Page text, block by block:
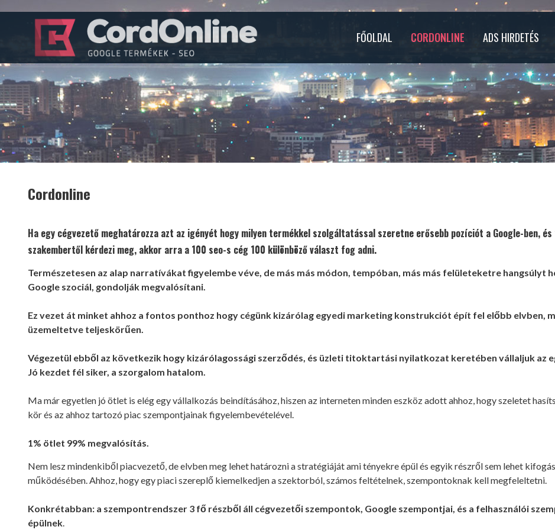
FŐOLDAL CORDONLINE ADS HIRDETÉS
Cordonline
Ha egy cégvezető meghatározza azt az igényét hogy milyen termékkel szolgáltatással szeretne erősebb pozíciót a Google-ben,
szakembertől kérdezi meg, akkor arra a 100 seo-s cég 100 különböző választ fog adni.
Természetesen az alap narratívákat figyelembe véve, de más más módon, tempóban, más más felületeketre
Google szociál, gondolják megvalósítani.
Ez vezet át minket ahhoz a fontos ponthoz hogy cégünk kizárólag egyedi marketing konstrukciót épít fel előbb elvben,
üzemeltetve teljeskörűen.
Végezetül ebből az következik hogy kizárólagossági szerződés, és üzleti titoktartási nyilatkozat keretében vállaljuk az
Jó kezdet fél siker, a szorgalom hatalom.
Ma már egyetlen jó ötlet is elég egy vállalkozás beindításához, hiszen az interneten minden eszköz adott ahhoz, hogy szeletet
kör és az ahhoz tartozó piac szempontjainak figyelembevételével.
1% ötlet 99% megvalósítás.
Nem lesz mindenkiből piacvezető, de elvben meg lehet határozni a stratégiáját ami tényekre épül és egyik részről sem lehet
működésében. Ahhoz, hogy egy piaci szereplő kiemelkedjen a szektorból, számos feltételnek, szempontoknak kell megfeleltetni.
Konkrétabban: a szempontrendszer 3 fő részből áll cégvezetői szempontok, Google szempontjai, és a felhasználói
épülnek.